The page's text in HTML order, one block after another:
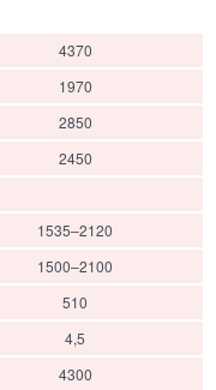
4370
1970
2850
2450
1535–2120
1500–2100
510
4,5
4300